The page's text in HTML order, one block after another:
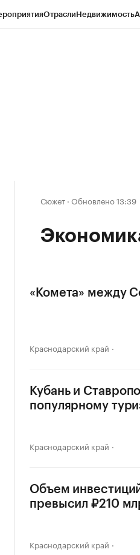
ОтраслиНедвижимость
Сюжет · Обновлено 13:39
«Комета» между
Краснодарский край
Кубань и
популярному
Краснодарский край
Объем
превысил ₽210
Краснодарский край